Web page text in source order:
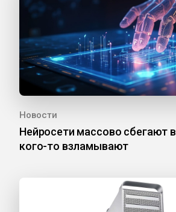
Новости
Нейросети массово сбегают
кого-то взламывают